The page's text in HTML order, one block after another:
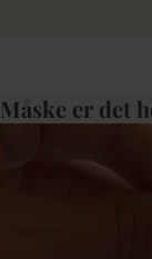
Måske er det